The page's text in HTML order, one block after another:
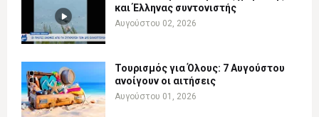
και Έλληνας συντονιστής
Αυγούστου 02, 2026
Τουρισμός για Όλους: 7 Αυγούστου
ανοίγουν οι αιτήσεις
Αυγούστου 01, 2026